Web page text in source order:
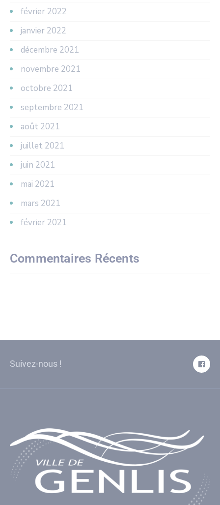
février 2022
janvier 2022
décembre 2021
novembre 2021
octobre 2021
septembre 2021
août 2021
juillet 2021
juin 2021
mai 2021
mars 2021
février 2021
Commentaires Récents
Suivez-nous !